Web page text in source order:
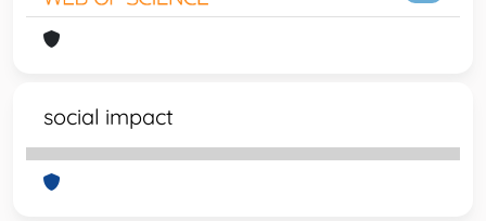
social impact